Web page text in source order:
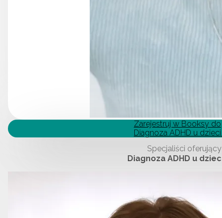
Zarejestruj w Booksy do
Diagnoza ADHD u
Specjaliści oferujący
Diagnoza ADHD u